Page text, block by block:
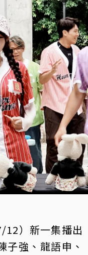
12）新一集播出
子強、龍語申、